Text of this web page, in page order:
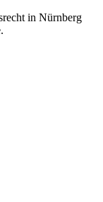
in Nürnberg